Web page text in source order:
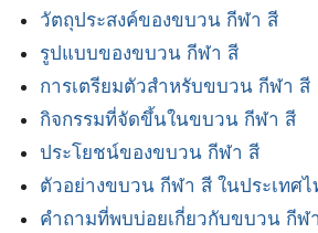
วัตถุประสงค์ของขบวน กีฬา สี
รูปแบบของขบวน กีฬา สี
การเตรียมตัวสำหรับขบวน กีฬา สี
กิจกรรมที่จัดขึ้นในขบวน กีฬา สี
ประโยชน์ของขบวน กีฬา สี
ตัวอย่างขบวน กีฬา สี ในประเทศไ
คำถามที่พบบ่อยเกี่ยวกับขบวน กีฬ